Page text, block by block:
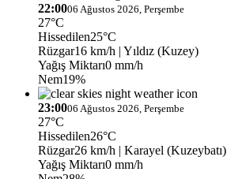
22:0006 Ağustos 2026, Perşembe
27°C
Hissedilen25°C
Rüzgar16 km/h | Yıldız (Kuzey)
Yağış Miktarı0 mm/h
Nem19%
23:0006 Ağustos 2026, Perşembe
27°C
Hissedilen26°C
Rüzgar26 km/h | Karayel (Kuzeybatı)
Yağış Miktarı0 mm/h